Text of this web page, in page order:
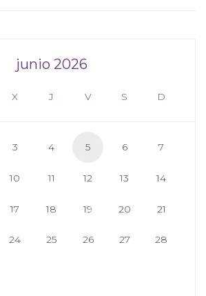
junio 2026
X J V S D
3 4 5 6 7
10 11 12 13 14
17 18 19 20 21
24 25 26 27 28